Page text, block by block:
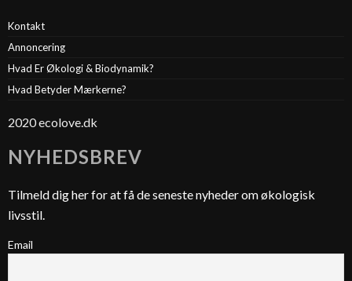
Kontakt
Annoncering
Hvad Er Økologi & Biodynamik?
Hvad Betyder Mærkerne?
2020 ecolove.dk
NYHEDSBREV
Tilmeld dig her for at få de seneste nyheder om økologisk
livsstil.
Email